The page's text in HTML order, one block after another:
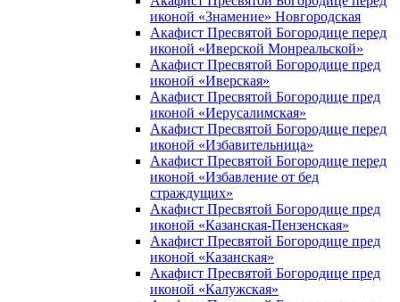
иконой «Знамение» Новгородская
Акафист Пресвятой Богородице перед
иконой «Иверской Монреальской»
Акафист Пресвятой Богородице пред
иконой «Иверская»
Акафист Пресвятой Богородице пред
иконой «Иерусалимская»
Акафист Пресвятой Богородице перед
иконой «Избавительница»
Акафист Пресвятой Богородице перед
иконой «Избавление от бед
страждущих»
Акафист Пресвятой Богородице пред
иконой «Казанская-Пензенская»
Акафист Пресвятой Богородице пред
иконой «Казанская»
Акафист Пресвятой Богородице пред
иконой «Калужская»